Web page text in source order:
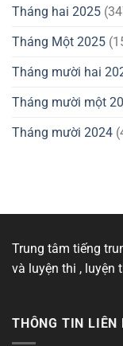
Tháng hai 2025
Tháng Một 2025
Tháng mười hai
Tháng mười một
Tháng mười 2024
Trung tâm tiếng
và luyện thi , luyện
THÔNG TIN LIÊN